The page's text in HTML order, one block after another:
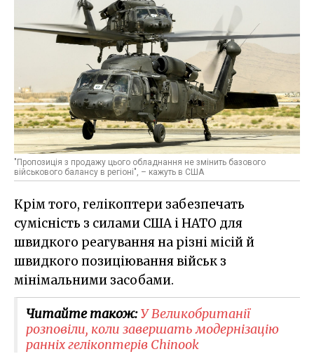
"Пропозиція з продажу цього обладнання не змінить базового
військового балансу в регіоні", – кажуть в США
Крім того, гелікоптери забезпечать
сумісність з силами США і НАТО для
швидкого реагування на різні місій й
швидкого позиціювання військ з
мінімальними засобами.
Читайте також:У Великобританії
розповіли, коли завершать модернізацію
ранніх гелікоптерів Chinook